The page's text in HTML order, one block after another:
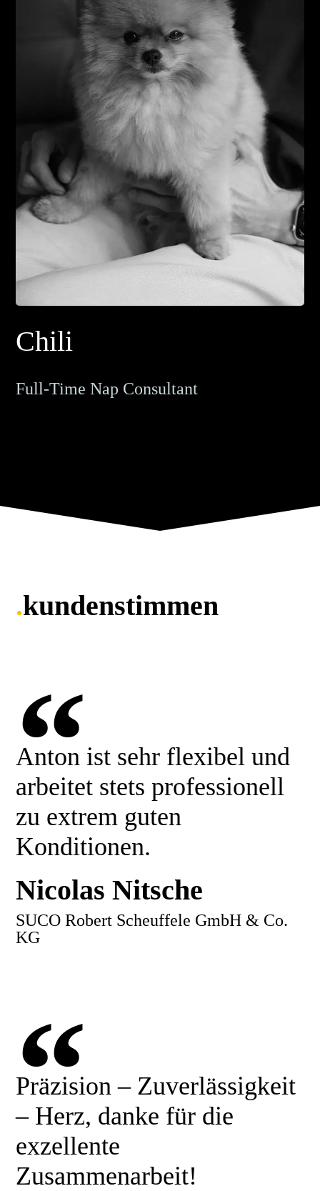
Chili
Full-Time Nap Consultant
.kundenstimmen
“
Anton ist sehr flexibel und
arbeitet stets professionell
zu extrem guten
Konditionen.
Nicolas Nitsche
SUCO Robert Scheuffele GmbH & Co.
KG
“
Präzision – Zuverlässigkeit
– Herz, danke für die
exzellente
Zusammenarbeit!